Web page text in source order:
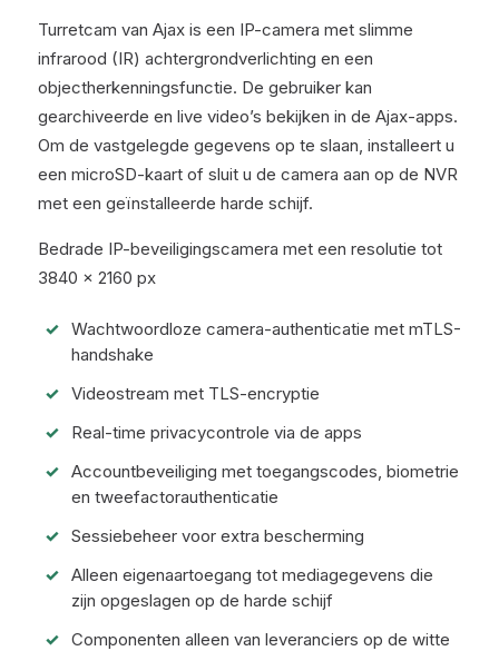
Turretcam van Ajax is een IP-camera met slimme
infrarood (IR) achtergrondverlichting en een
objectherkenningsfunctie. De gebruiker kan
gearchiveerde en live video’s bekijken in de Ajax-apps.
Om de vastgelegde gegevens op te slaan, installeert u
een microSD-kaart of sluit u de camera aan op de NVR
met een geïnstalleerde harde schijf.
Bedrade IP-beveiligingscamera met een resolutie tot
3840 × 2160 px
Wachtwoordloze camera-authenticatie met mTLS-
handshake
Videostream met TLS-encryptie
Real-time privacycontrole via de apps
Accountbeveiliging met toegangscodes, biometrie
en tweefactorauthenticatie
Sessiebeheer voor extra bescherming
Alleen eigenaartoegang tot mediagegevens die
zijn opgeslagen op de harde schijf
Componenten alleen van leveranciers op de witte